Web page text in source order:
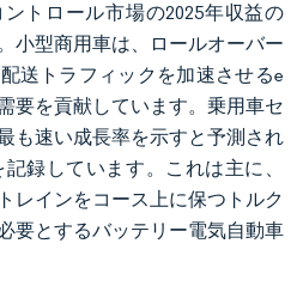
トロール市場の2025年収益の
小型商用車は、ロールオーバー
送トラフィックを加速させるe
要を貢献しています。乗用車セ
も速い成長率を示すと予測され
録しています。これは主に、
レインをコース上に保つトルク
要とするバッテリー電気自動車